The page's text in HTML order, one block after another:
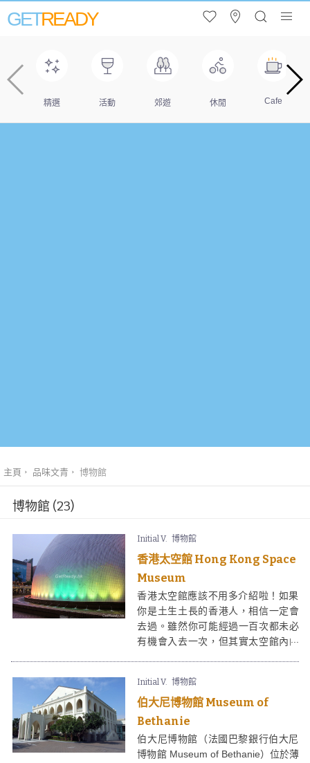
GETREADY
精選 活動 郊遊 休閒 Cafe
主頁 品味文青 博物館
博物館 (23)
Initial V. 博物館
香港太空館 Hong Kong Space
Museum
香港太空館應該不用多介紹啦！如果
你是土生土長的香港人，相信一定會
去過。雖然你可能經過一百次都未必
有機會入去一次，但其實太空館內的
影相提並論，但在一個圓拱型的投射
螢幕上看電影也有另一番體驗，尤其
以太空為主題的電影更覺吸引。
Initial V. 博物館
伯大尼博物館 Museum of
Bethanie
伯大尼博物館（法國巴黎銀行伯大尼
博物館 Museum of Bethanie）位於薄